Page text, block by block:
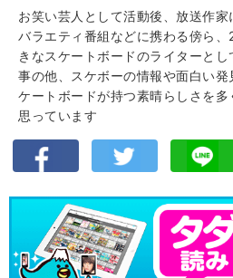
お笑い芸人として活動後、放送作
バラエティ番組などに携わる傍ら
きなスケートボードのライターと
事の他、スケボーの情報や面白い
ケートボードが持つ素晴らしさを
思っています